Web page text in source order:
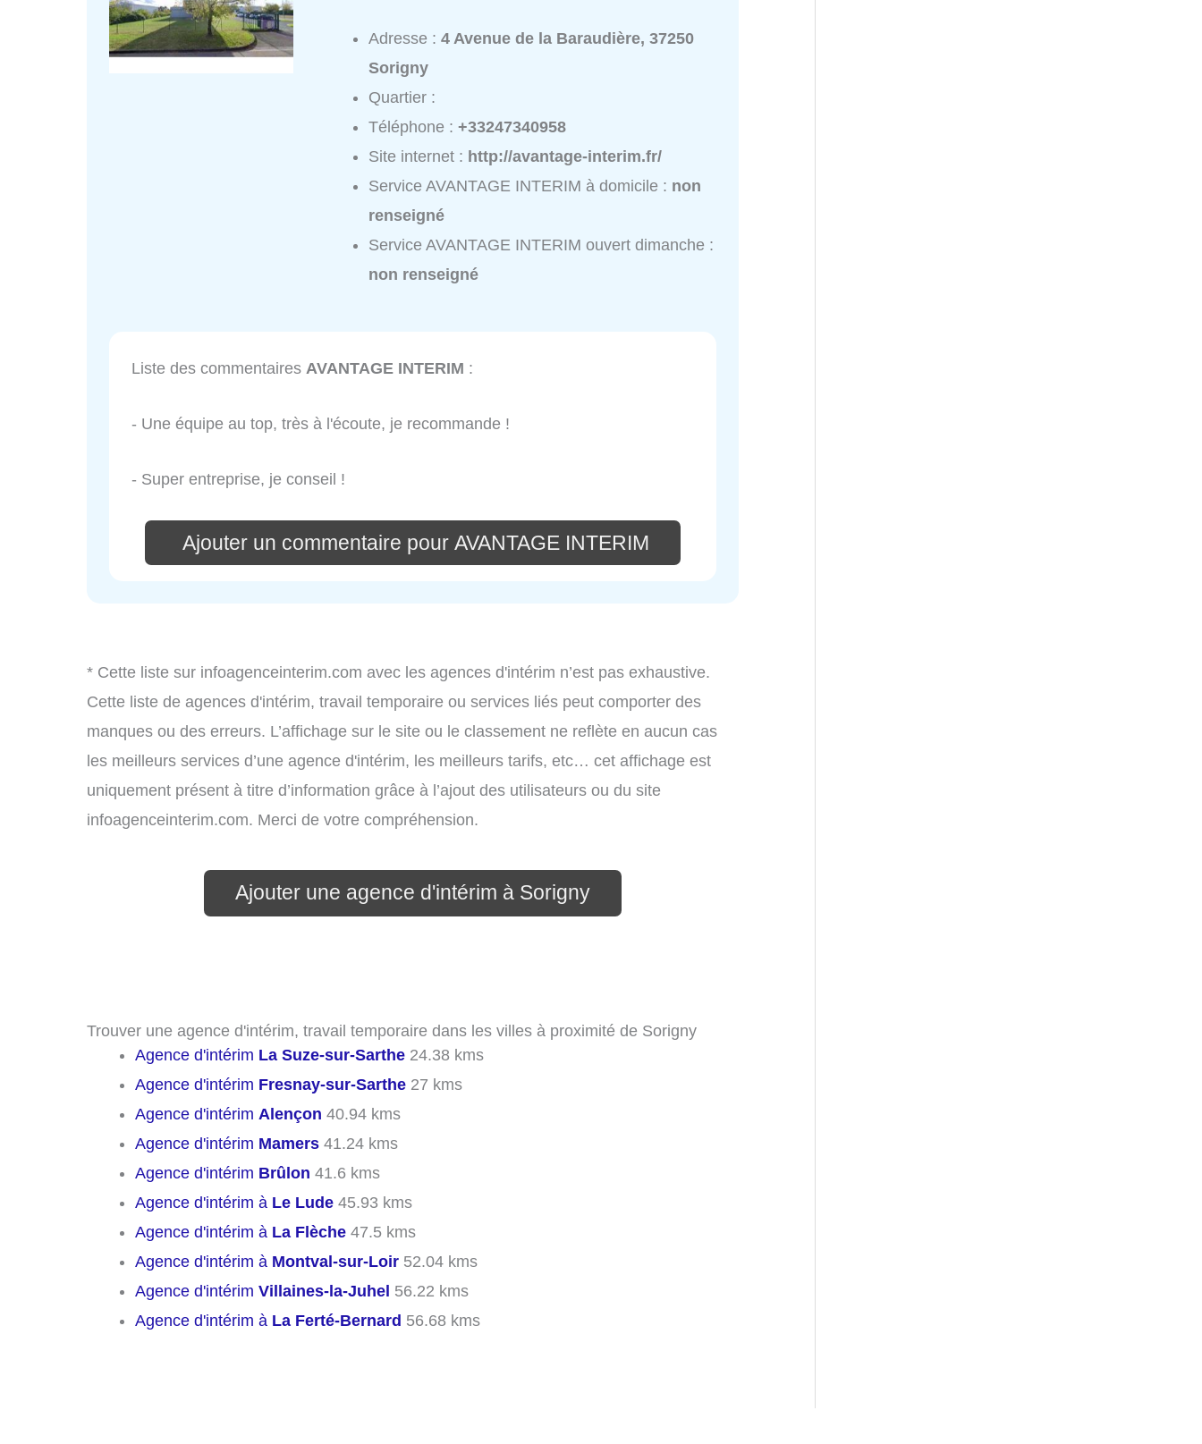
Adresse :4 Avenue de la Baraudière, 37250
Sorigny
Quartier :
Téléphone :+33247340958
Site internet : http://avantage-interim.fr/
Service AVANTAGE INTERIM à domicile : non
renseigné
Service AVANTAGE INTERIM ouvert dimanche :
non renseigné
Liste des commentaires AVANTAGE INTERIM :
- Une équipe au top, très à l'écoute, je recommande !
- Super entreprise, je conseil !
Ajouter un commentaire pour AVANTAGE INTERIM
* Cette liste sur infoagenceinterim.com avec les agences d'intérim n’est pas exhaustive.
Cette liste de agences d'intérim, travail temporaire ou services liés peut comporter des
manques ou des erreurs. L’affichage sur le site ou le classement ne reflète en aucun cas
les meilleurs services d’une agence d'intérim, les meilleurs tarifs, etc… cet affichage est
uniquement présent à titre d’information grâce à l’ajout des utilisateurs ou du site
infoagenceinterim.com. Merci de votre compréhension.
Ajouter une agence d'intérim à Sorigny
Trouver une agence d'intérim, travail temporaire dans les villes à proximité de Sorigny
Agence d'intérim La Suze-sur-Sarthe 24.38 kms
Agence d'intérim Fresnay-sur-Sarthe 27 kms
Agence d'intérim Alençon 40.94 kms
Agence d'intérim Mamers 41.24 kms
Agence d'intérim Brûlon 41.6 kms
Agence d'intérim à Le Lude 45.93 kms
Agence d'intérim à La Flèche 47.5 kms
Agence d'intérim à Montval-sur-Loir 52.04 kms
Agence d'intérim Villaines-la-Juhel 56.22 kms
Agence d'intérim à La Ferté-Bernard 56.68 kms